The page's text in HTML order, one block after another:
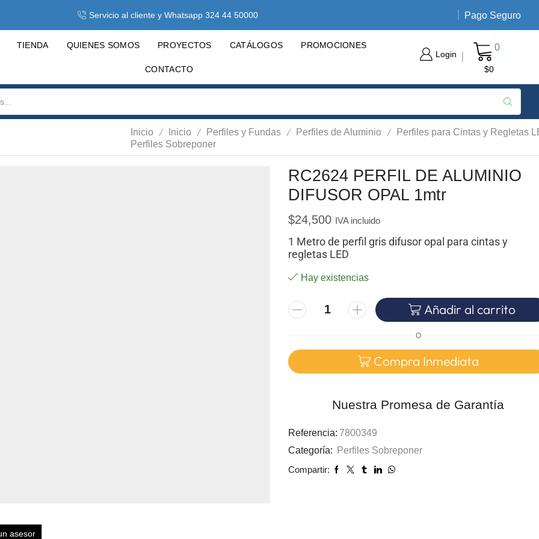
Servicio al cliente y Whatsapp 324 44 50000 Envíos nacionales de 3 a 5
Pago Seguro
TIENDA QUIENES SOMOS PROYECTOS CATÁLOGOS PROMOCIONES
CONTACTO
Login
0
$0
Inicio / Inicio / Perfiles y Fundas / Perfiles de Aluminio /
Perfiles para Cintas y Regletas
Perfiles Sobreponer
asesor
RC2624 PERFIL DE ALUMINIO
DIFUSOR OPAL 1mtr
$24,500 IVA incluido
1 Metro de perfil gris difusor opal para cintas y
regletas LED
Hay existencias
Añadir al carrito
O
Compra Inmediata
Nuestra Promesa de Garantía
Referencia: 7800349
Categoría:
Perfiles Sobreponer
Compartir: